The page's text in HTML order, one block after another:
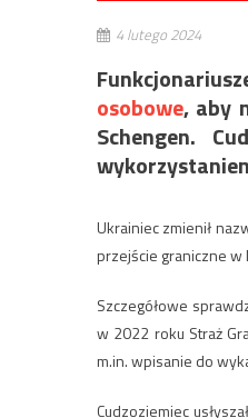
4 lutego 2024
osobowe, aby
Schengen.
Ukrainiec zmienił
przejście graniczne w
Szczegółowe
w 2022 roku Straż
m.in. wpisanie do
Cudzoziemiec